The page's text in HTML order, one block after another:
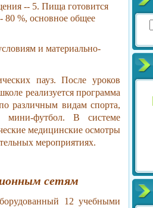
-- 5. Пища готовится
80 %, основное общее
и материально-
пауз. После уроков
реализуется программа
различным видам спорта,
мини-футбол. В системе
медицинские осмотры
мероприятиях.
сетям
12 учебными